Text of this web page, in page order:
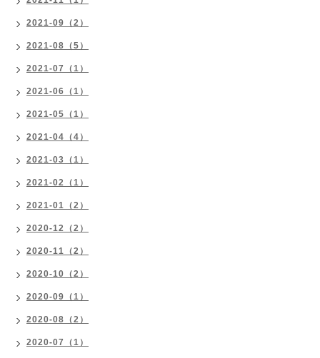
2021-09（2）
2021-08（5）
2021-07（1）
2021-06（1）
2021-05（1）
2021-04（4）
2021-03（1）
2021-02（1）
2021-01（2）
2020-12（2）
2020-11（2）
2020-10（2）
2020-09（1）
2020-08（2）
2020-07（1）